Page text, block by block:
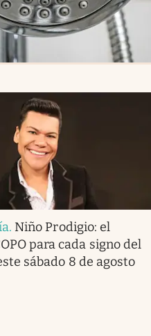
. Niño Prodigio: el
para cada signo del
sábado 8 de agosto